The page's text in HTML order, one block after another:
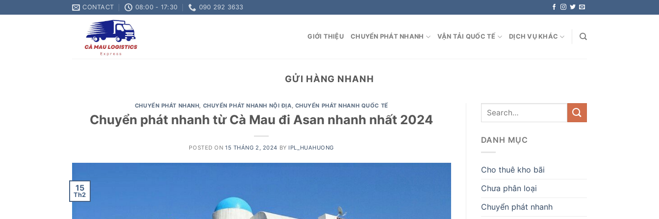
to
CONTACT 08:00 - 17:30 090 292 3633
GIỚI THIỆU CHUYỂN PHÁT NHANH VẬN TẢI QUỐC TẾ DỊCH VỤ KHÁC
GỬI HÀNG NHANH
CHUYỂN PHÁT NHANH, CHUYỂN PHÁT NHANH NỘI ĐỊA, CHUYỂN PHÁT NHANH QUỐC TẾ
Chuyển phát nhanh từ Cà Mau đi Asan nhanh nhất 2024
POSTED ON15 THÁNG 2, 2024 BY IPL_HUAHUONG
15
Th2
DANH MỤC
Cho thuê kho bãi
Chưa phân loại
Chuyển phát nhanh